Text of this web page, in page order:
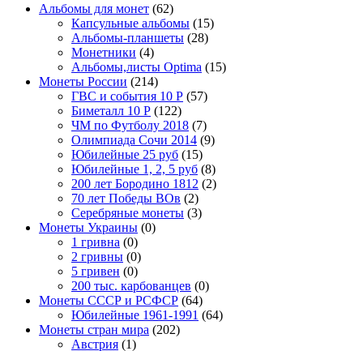
Альбомы для монет (62)
Капсульные альбомы (15)
Альбомы-планшеты (28)
Монетники (4)
Альбомы,листы Optima (15)
Монеты России (214)
ГВС и события 10 Р (57)
Биметалл 10 Р (122)
ЧМ по Футболу 2018 (7)
Олимпиада Сочи 2014 (9)
Юбилейные 25 руб (15)
Юбилейные 1, 2, 5 руб (8)
200 лет Бородино 1812 (2)
70 лет Победы ВОв (2)
Серебряные монеты (3)
Монеты Украины (0)
1 гривна (0)
2 гривны (0)
5 гривен (0)
200 тыс. карбованцев (0)
Монеты СССР и РСФСР (64)
Юбилейные 1961-1991 (64)
Монеты стран мира (202)
Австрия (1)